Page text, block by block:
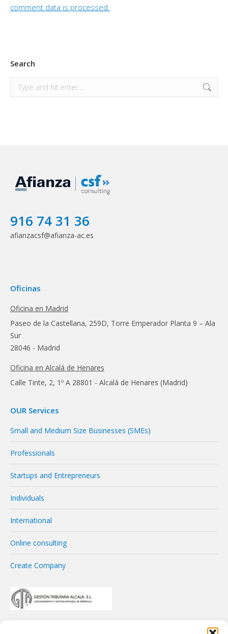
comment data is processed.
Search
Search:
916 74 31 36
afianzacsf@afianza-ac.es
Oficinas
Oficina en Madrid
Paseo de la Castellana, 259D, Torre Emperador Planta 9 – Ala
Sur
28046 - Madrid
Oficina en Alcalá de Henares
Calle Tinte, 2, 1º A 28801 - Alcalá de Henares (Madrid)
OUR Services
Small and Medium Size Businesses (SMEs)
Professionals
Startups and Entrepreneurs
Individuals
International
Online consulting
Create Company